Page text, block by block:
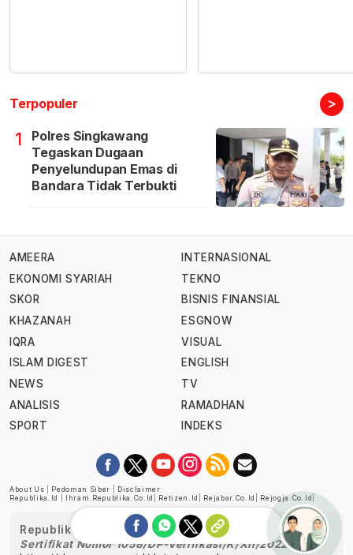
Terpopuler >
1
Polres Singkawang
Tegaskan Dugaan
Penyelundupan Emas di
Bandara Tidak Terbukti
AMEERA
EKONOMI SYARIAH
SKOR
KHAZANAH
IQRA
ISLAM DIGEST
NEWS
ANALISIS
SPORT
INTERNASIONAL
TEKNO
BISNIS FINANSIAL
ESGNOW
VISUAL
ENGLISH
TV
RAMADHAN
INDEKS
About Us Pedoman Siber
Disclaimer
Republika.id
Ihram.republika.co.id Retizen.id Rejabar.co.id Rejogja.co.id
Republika telah diverifikasi oleh Dewan Pers
Sertifikat Nomor 1058/DP-Verifikasi/K/XII/2022